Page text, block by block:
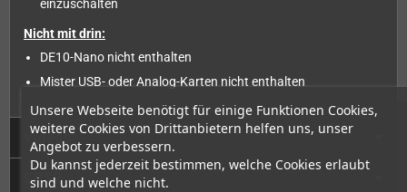
Unsere Webseite benötigt für einige Funktionen Cookies,
weitere Cookies von Drittanbietern helfen uns, unser
Angebot zu verbessern.
Du kannst jederzeit bestimmen, welche Cookies erlaubt
sind und welche nicht.
einzuschalten
Nicht mit drin:
DE10-Nano nicht enthalten
Mister USB- oder Analog-Karten nicht enthalten
Videos
GPSR